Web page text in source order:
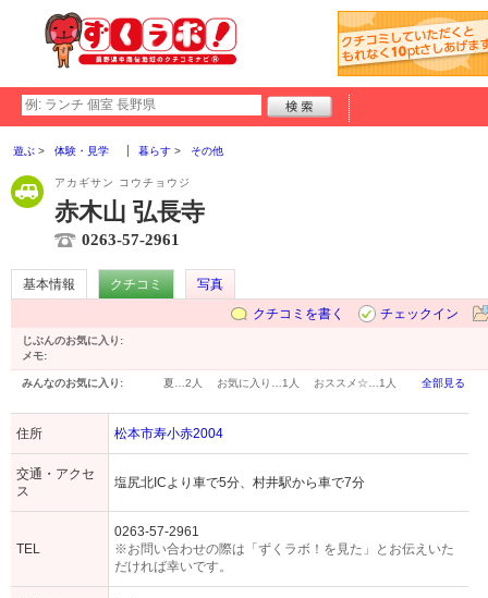
遊ぶ 体験・見学 暮らす その他
アカギサン コウチョウジ
赤木山 弘長寺
0263-57-2961
基本情報 クチコミ
写真
クチコミを書く
チェックイン
じぶんのお気に入り:
メモ:
みんなのお気に入り: 夏… 2人 お気に入り… 1人 おススメ☆… 1人 全部見る
住所 松本市寿小赤2004
交通・アクセ
ス
塩尻北ICより車で5分、村井駅から車で7分
TEL
0263-57-2961
※お問い合わせの際は「ずくラボ！を見た」とお伝えいた
だければ幸いです。